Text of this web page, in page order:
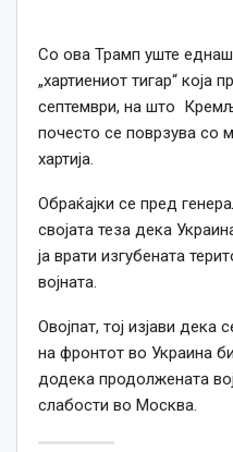
Со ова Трамп уште еднаш
„хартиениот тигар“ која
септември, на што
почесто се поврзува со
хартија.
Обраќајки се пред
својата теза дека
ја врати изгубената
војната.
Овојпат, тој изјави дека
на фронтот во Украина
додека продолжената
слабости во Москва.